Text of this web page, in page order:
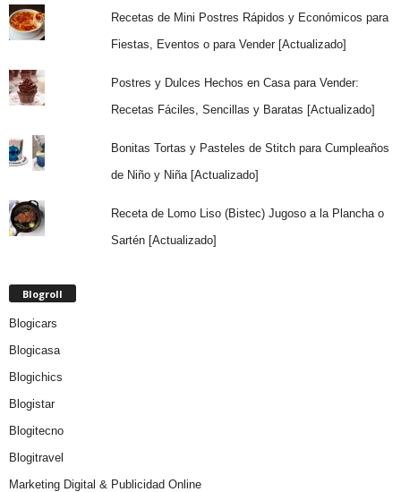
Recetas de Mini Postres Rápidos y Económicos para
Fiestas, Eventos o para Vender [Actualizado]
Postres y Dulces Hechos en Casa para Vender:
Recetas Fáciles, Sencillas y Baratas [Actualizado]
Bonitas Tortas y Pasteles de Stitch para Cumpleaños
de Niño y Niña [Actualizado]
Receta de Lomo Liso (Bistec) Jugoso a la Plancha o
Sartén [Actualizado]
Blogroll
Blogicars
Blogicasa
Blogichics
Blogistar
Blogitecno
Blogitravel
Marketing Digital & Publicidad Online